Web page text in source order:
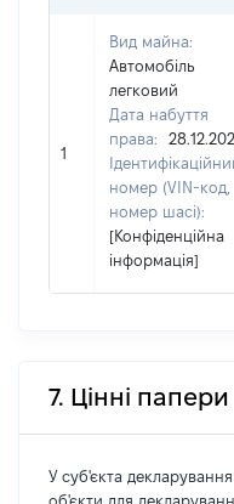
1
Вид майна:
Автомобіль
легковий
Дата набуття
права:
номер (VIN-код,
номер шасі):
[Конфіденційна
інформація]
7. Цінні папери
У суб'єкта декларування
об'єкти для